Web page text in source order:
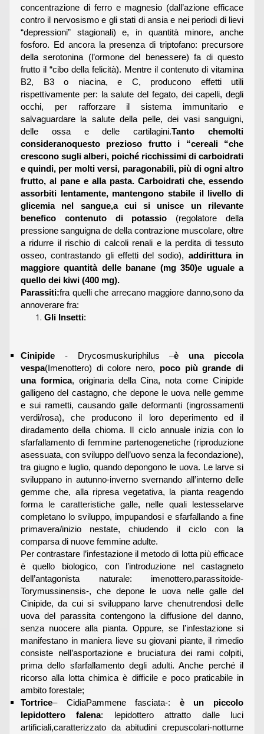
concentrazione di ferro e magnesio (dall’azione efficace
contro il nervosismo e gli stati di ansia e nei periodi di lievi
“depressioni” stagionali) e, in quantità minore, anche
fosforo. Ed ancora la presenza di triptofano: precursore
della serotonina (l’ormone del benessere) fa di questo
frutto il “cibo della felicità). Mentre il contenuto di vitamina
B2, B3 o niacina, e C, producono effetti utili
rispettivamente per: la salute del fegato, dei capelli, degli
occhi, per rafforzare il sistema immunitario e
salvaguardare la salute della pelle, dei vasi sanguigni,
delle ossa e delle cartilagini.Tanto chemolti
consideranoquesto prezioso frutto i “cereali “che
crescono sugli alberi, poiché ricchissimi di carboidrati
e quindi, per molti versi, paragonabili, più di ogni altro
frutto, al pane e alla pasta. Carboidrati che, essendo
assorbiti lentamente, mantengono stabile il livello di
glicemia nel sangue,a cui si unisce un rilevante
benefico contenuto di potassio (regolatore della
pressione sanguigna de della contrazione muscolare, oltre
a ridurre il rischio di calcoli renali e la perdita di tessuto
osseo, contrastando gli effetti del sodio), addirittura in
maggiore quantità delle banane (mg 350)e uguale a
quello dei kiwi (400 mg).
Parassiti:fra quelli che arrecano maggiore danno,sono da
annoverare fra:
Gli Insetti:
Cinipide - Drycosmuskuriphilus –è una piccola
vespa(Imenottero) di colore nero, poco più grande di
una formica, originaria della Cina, nota come Cinipide
galligeno del castagno, che depone le uova nelle gemme
e sui rametti, causando galle deformanti (ingrossamenti
verdi/rosa), che producono il loro deperimento ed il
diradamento della chioma. Il ciclo annuale inizia con lo
sfarfallamento di femmine partenogenetiche (riproduzione
asessuata, con sviluppo dell’uovo senza la fecondazione),
tra giugno e luglio, quando depongono le uova. Le larve si
sviluppano in autunno-inverno svernando all’interno delle
gemme che, alla ripresa vegetativa, la pianta reagendo
forma le caratteristiche galle, nelle quali lestesselarve
completano lo sviluppo, impupandosi e sfarfallando a fine
primavera/inizio nestate, chiudendo il ciclo con la
comparsa di nuove femmine adulte.
Per contrastare l’infestazione il metodo di lotta più efficace
è quello biologico, con l’introduzione nel castagneto
dell’antagonista naturale: imenottero,parassitoide-
Torymussinensis-, che depone le uova nelle galle del
Cinipide, da cui si sviluppano larve chenutrendosi delle
uova del parassita contengono la diffusione del danno,
senza nuocere alla pianta. Oppure, se l’infestazione si
manifestano in maniera lieve su giovani piante, il rimedio
consiste nell’asportazione e bruciatura dei rami colpiti,
prima dello sfarfallamento degli adulti. Anche perché il
ricorso alla lotta chimica è difficile e poco praticabile in
ambito forestale;
Tortrice– CidiaPammene fasciata-: è un piccolo
lepidottero falena: lepidottero attratto dalle luci
artificiali,caratterizzato da abitudini crepuscolari-notturne